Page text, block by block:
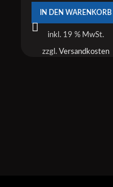
IN DEN WARENKORB
inkl. 19 % MwSt.
zzgl. Versandkosten